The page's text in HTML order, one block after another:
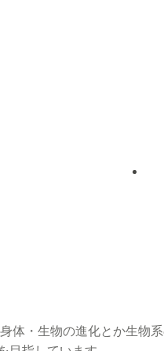
体・生物の進化とか生物